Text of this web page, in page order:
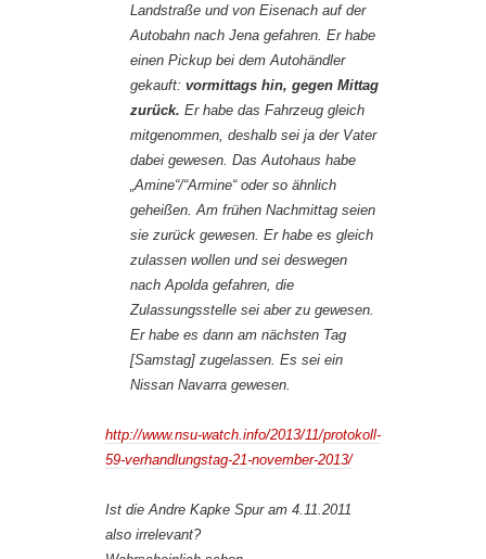
Landstraße und von Eisenach auf der
Autobahn nach Jena gefahren. Er habe
einen Pickup bei dem Autohändler
gekauft: vormittags hin, gegen Mittag
zurück. Er habe das Fahrzeug gleich
mitgenommen, deshalb sei ja der Vater
dabei gewesen. Das Autohaus habe
„Amine“/“Armine“ oder so ähnlich
geheißen. Am frühen Nachmittag seien
sie zurück gewesen. Er habe es gleich
zulassen wollen und sei deswegen
nach Apolda gefahren, die
Zulassungsstelle sei aber zu gewesen.
Er habe es dann am nächsten Tag
[Samstag] zugelassen. Es sei ein
Nissan Navarra gewesen.
http://www.nsu-watch.info/2013/11/protokoll-
59-verhandlungstag-21-november-2013/
Ist die Andre Kapke Spur am 4.11.2011
also irrelevant?